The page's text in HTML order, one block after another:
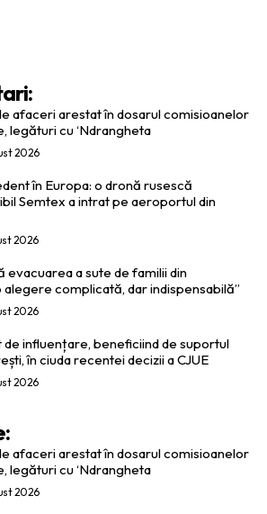
afaceri arestat în dosarul comisioanelor
legături cu ‘Ndrangheta
2026
în Europa: o dronă rusescă
Semtex a intrat pe aeroportul din
2026
evacuarea a sute de familii din
alegere complicată, dar indispensabilă”
2026
de influențare, beneficiind de suportul
în ciuda recentei decizii a CJUE
2026
afaceri arestat în dosarul comisioanelor
legături cu ‘Ndrangheta
2026